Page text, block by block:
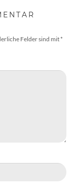
Felder sind mit *